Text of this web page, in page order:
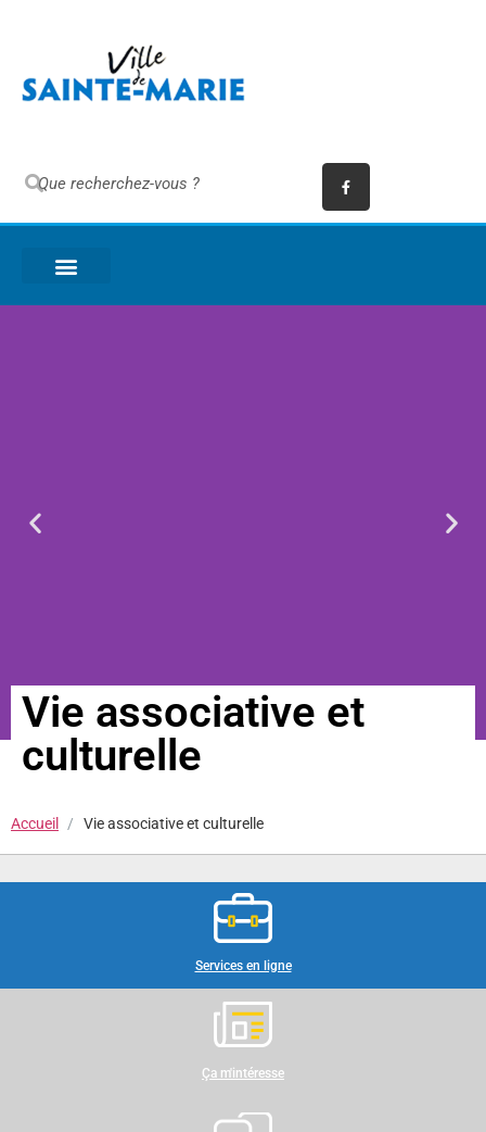
Vie associative et
culturelle
Accueil Vie associative et culturelle
Services en ligne
Ça m'intéresse